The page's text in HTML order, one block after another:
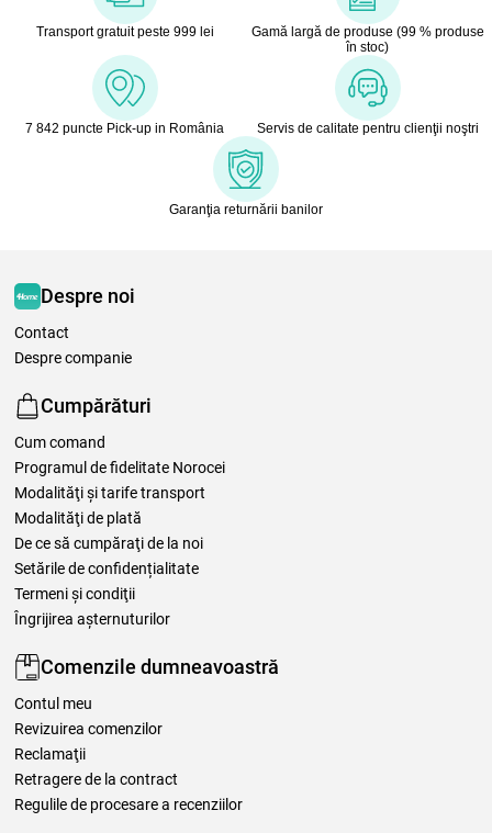
Transport gratuit peste 999 lei
Gamă largă de produse (99 % produse
în stoc)
7 842 puncte Pick-up in România Servis de calitate pentru clienţii noştri
Garanţia returnării banilor
Despre noi
Contact
Despre companie
Cumpărături
Cum comand
Programul de fidelitate Norocei
Modalităţi şi tarife transport
Modalităţi de plată
De ce să cumpăraţi de la noi
Setările de confidențialitate
Termeni şi condiţii
Îngrijirea așternuturilor
Comenzile dumneavoastră
Contul meu
Revizuirea comenzilor
Reclamaţii
Retragere de la contract
Regulile de procesare a recenziilor